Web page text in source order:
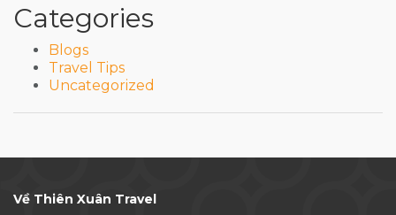
Categories
Blogs
Travel Tips
Uncategorized
Về Thiên Xuân Travel